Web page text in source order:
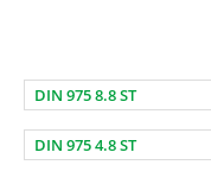
DIN 975 8.8 ST
DIN 975 4.8 ST